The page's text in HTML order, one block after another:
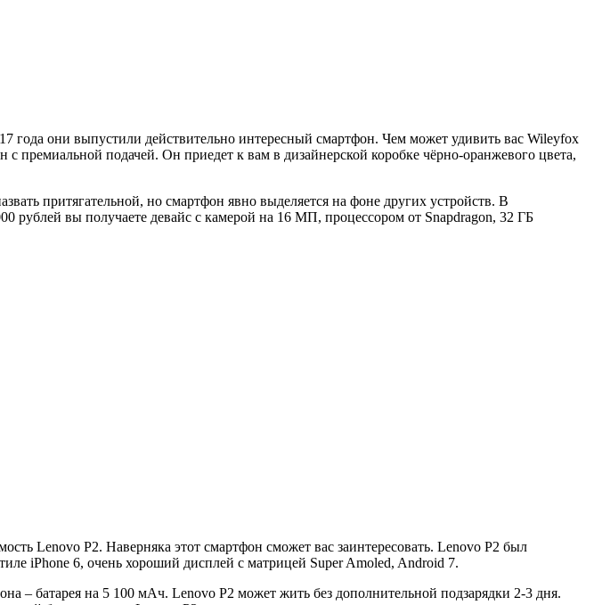
они выпустили действительно интересный смартфон. Чем может удивить вас Wileyfox
подачей. Он приедет к вам в дизайнерской коробке чёрно-оранжевого цвета,
притягательной, но смартфон явно выделяется на фоне других устройств. В
рублей вы получаете девайс с камерой на 16 МП, процессором от Snapdragon, 32 ГБ
Lenovo P2. Наверняка этот смартфон сможет вас заинтересовать. Lenovo P2 был
iPhone 6, очень хороший дисплей с матрицей Super Amoled, Android 7.
– батарея на 5 100 мАч. Lenovo P2 может жить без дополнительной подзарядки 2-3 дня.